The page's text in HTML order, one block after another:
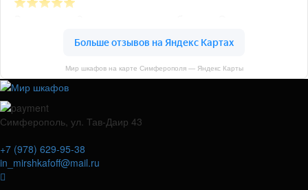
Мир шкафов на карте Симферополя — Яндекс Карты
Симферополь, ул. Тав-Даир 43
+7 (978) 629-95-38
in_mirshkafoff@mail.ru